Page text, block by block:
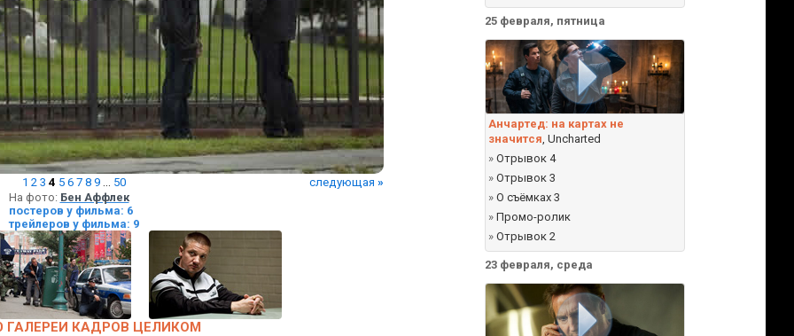
1 2 3 4 5 6 7 8 9... 50 следующая »
На фото: Бен Аффлек
постеров у фильма: 6
трейлеров у фильма: 9
ГАЛЕРЕИ КАДРОВ ЦЕЛИКОМ
25 февраля, пятница
Анчартед: на картах не
значится, Uncharted
» Отрывок 4
» Отрывок 3
» О съёмках 3
» Промо-ролик
» Отрывок 2
23 февраля, среда